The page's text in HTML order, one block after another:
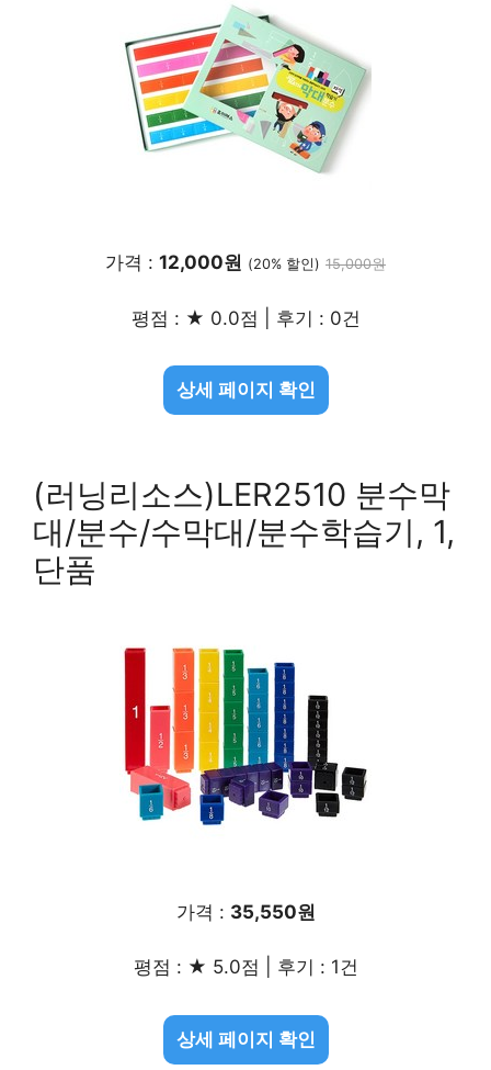
가격 : 12,000원 (20% 할인) 15,000원
평점 : ★ 0.0점 | 후기 : 0건
상세 페이지 확인
(러닝리소스)LER2510 분수막
대/분수/수막대/분수학습기, 1,
단품
가격 : 35,550원
평점 : ★ 5.0점 | 후기 : 1건
상세 페이지 확인